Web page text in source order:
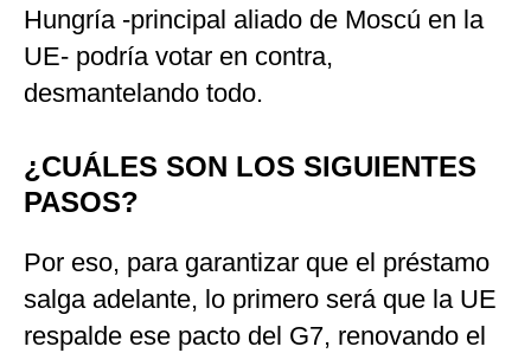
Hungría -principal aliado de Moscú en la
UE- podría votar en contra,
desmantelando todo.
¿CUÁLES SON LOS SIGUIENTES
PASOS?
Por eso, para garantizar que el préstamo
salga adelante, lo primero será que la UE
respalde ese pacto del G7, renovando el